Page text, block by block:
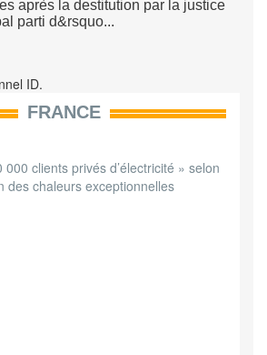
après la destitution par la justice
parti d&rsquo...
ID.
FRANCE